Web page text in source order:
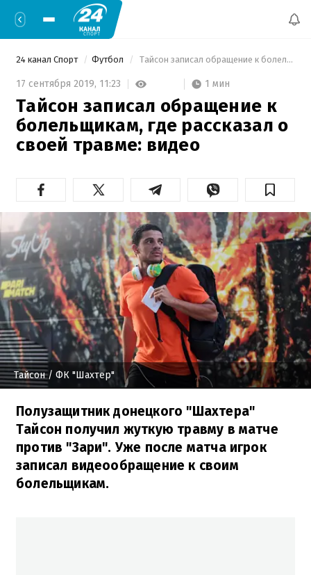
24 канал Спорт Футбол Тайсон записал обращение к болельщикам, где рассказал о своей травме: видео
17 сентября 2019, 11:23 1 мин
Тайсон записал обращение к
болельщикам, где рассказал о
своей травме: видео
Тайсон/ ФК "Шахтер"
Полузащитник донецкого "Шахтера"
Тайсон получил жуткую травму в матче
против "Зари". Уже после матча игрок
записал видеообращение к своим
болельщикам.